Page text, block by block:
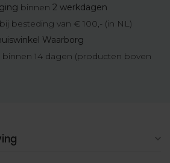
binnen 2 werkdagen
bij besteding van € 100,- (in NL)
Waarborg
binnen 14 dagen (producten boven